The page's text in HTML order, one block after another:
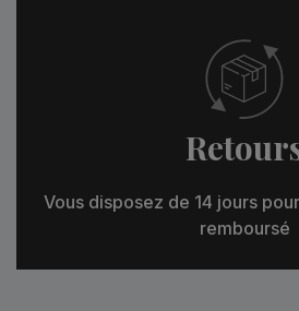
Vous disposez de 14 jours
remboursé